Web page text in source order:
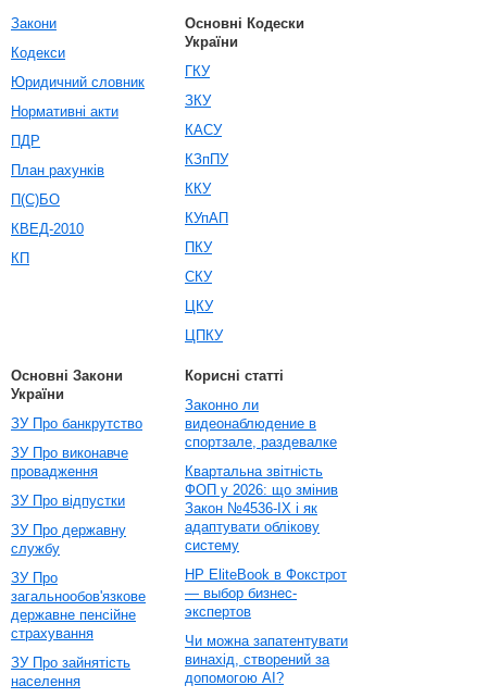
Закони
Кодекси
Юридичний словник
Нормативні акти
ПДР
План рахунків
П(С)БО
КВЕД-2010
КП
Основні Кодески
України
ГКУ
ЗКУ
КАСУ
КЗпПУ
ККУ
КУпАП
ПКУ
СКУ
ЦКУ
ЦПКУ
Основні Закони
України
ЗУ Про банкрутство
ЗУ Про виконавче
провадження
ЗУ Про відпустки
ЗУ Про державну
службу
ЗУ Про
загальнообов'язкове
державне пенсійне
страхування
ЗУ Про зайнятість
населення
Корисні статті
Законно ли
видеонаблюдение в
спортзале, раздевалке
Квартальна звітність
ФОП у 2026: що змінив
Закон №4536-IX і як
адаптувати облікову
систему
HP EliteBook в Фокстрот
— выбор бизнес-
экспертов
Чи можна запатентувати
винахід, створений за
допомогою AI?